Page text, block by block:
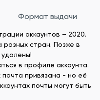
Формат выдачи
аккаунтов – 2020.
стран. Позже в
в профиле аккаунта.
почта привязана - но её
почты могут быть